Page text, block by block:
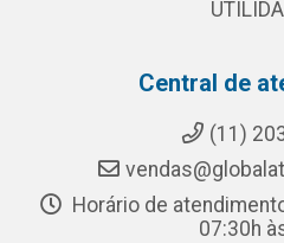
Central de
(11)
Horário de
07:30h